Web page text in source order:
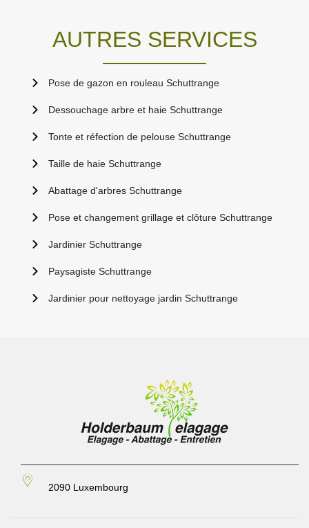
AUTRES SERVICES
Pose de gazon en rouleau Schuttrange
Dessouchage arbre et haie Schuttrange
Tonte et réfection de pelouse Schuttrange
Taille de haie Schuttrange
Abattage d'arbres Schuttrange
Pose et changement grillage et clôture Schuttrange
Jardinier Schuttrange
Paysagiste Schuttrange
Jardinier pour nettoyage jardin Schuttrange
2090 Luxembourg